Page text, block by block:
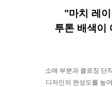
"마치 레
투톤 배색이
소매 부분과 클로징 단
디자인의 완성도를 높